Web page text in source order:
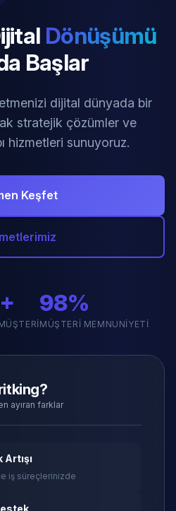
Dönüşümü
Başlar
dijital dünyada bir
stratejik çözümler ve
hizmetleri sunuyoruz.
Keşfet
98%
MÜŞTERI MEMNUNIYETI
ayıran farklar
iş süreçlerinizde